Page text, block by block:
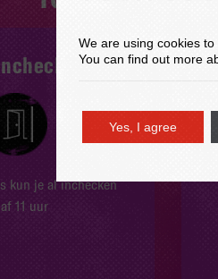
kun je al inchecken
11 uur
We are using cookies
You can find out more
Yes, I agree